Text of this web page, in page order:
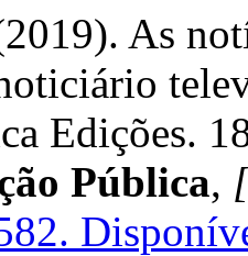
As
Edições.
Pública,